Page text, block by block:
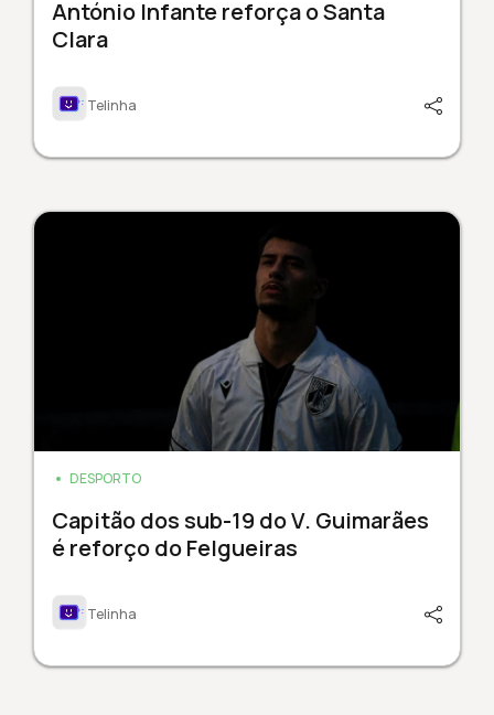
António Infante reforça o Santa
Clara
Telinha
DESPORTO
Capitão dos sub-19 do V. Guimarães
é reforço do Felgueiras
Telinha